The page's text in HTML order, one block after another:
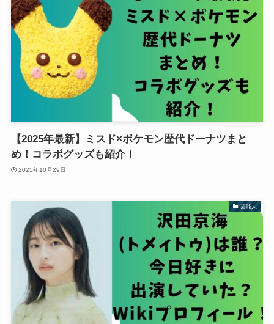
【2025年最新】ミスド×ポケモン歴代ドーナツまと
め！コラボグッズも紹介！
2025年10月29日
芸能人